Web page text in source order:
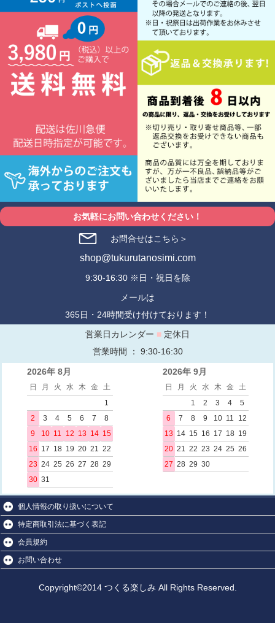
お気軽にお問い合わせください！
お問合せはこちら＞
shop@tukurutanosimi.com
9:30-16:30 ※日・祝日を除
メールは
365日・24時間受け付けております！
営業日カレンダー ■ 定休日
営業時間 ： 9:30-16:30
2026年 8月
日 月 火 水 木 金
土
1
2
3 4 5 6 7
8
9
10 11 12 13 14 15
16 17 18 19 20 21
22
23 24 25 26 27 28 29
30 31
2026年 9月
日 月 火 水 木 金
土
1
2 3 4
5
6
7 8 9 10 11
12
13 14 15 16 17 18 19
20 21 22 23 24 25 26
27 28 29 30
個人情報の取り扱いについて
特定商取引法に基づく表記
会員規約
お問い合わせ
Copyright©2014 つくる楽しみ All Rights Reserved.